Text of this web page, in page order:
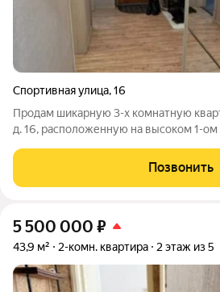
Спортивная улица,16
Продам шикарную 3-х комнатную
д. 16, расположенную на высоком 1-ом
натяжные, окна КБЕ, кондиционер, 2
раздельные расположены на обе
Позвонить
5 500 000 ₽
43,9 м² 2-комн. квартира 2 этаж из 5